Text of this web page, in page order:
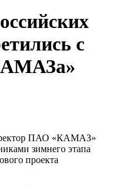
с
ПАО «КАМАЗ»
зимнего этапа
проекта